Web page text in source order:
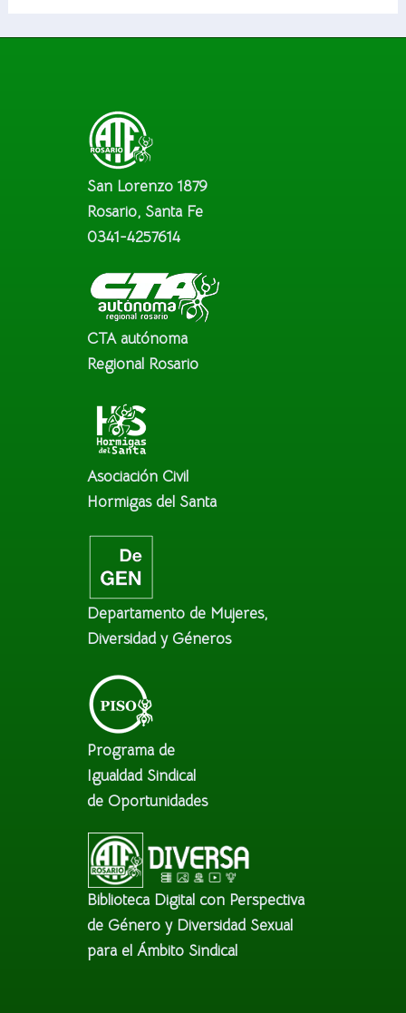
San Lorenzo 1879
Rosario, Santa Fe
0341-4257614
CTA autónoma
Regional Rosario
Asociación Civil
Hormigas del Santa
Departamento de Mujeres,
Diversidad y Géneros
Programa de
Igualdad Sindical
de Oportunidades
Biblioteca Digital con Perspectiva
de Género y Diversidad Sexual
para el Ámbito Sindical